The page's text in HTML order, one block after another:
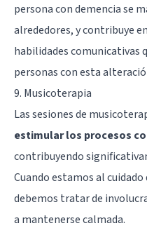
persona con demencia se
alrededores, y contribuye
habilidades comunicativas
personas con esta
9. Musicoterapia
Las sesiones de
estimular los procesos
contribuyendo
Cuando estamos al
debemos tratar de
a mantenerse calmada.